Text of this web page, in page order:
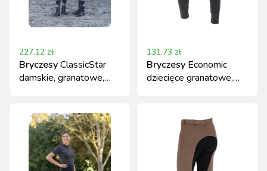
227.12 zł
BryczesyClassicStar
damskie, granatowe,
131.73 zł
Bryczesy Economic
dziecięce granatowe,